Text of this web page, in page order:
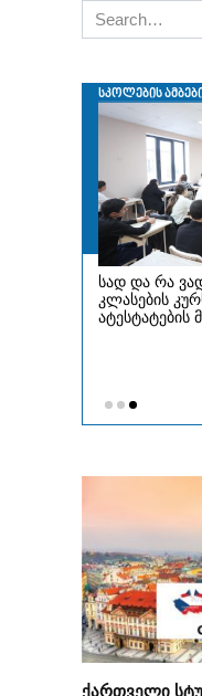
Search
for:
ქართველი